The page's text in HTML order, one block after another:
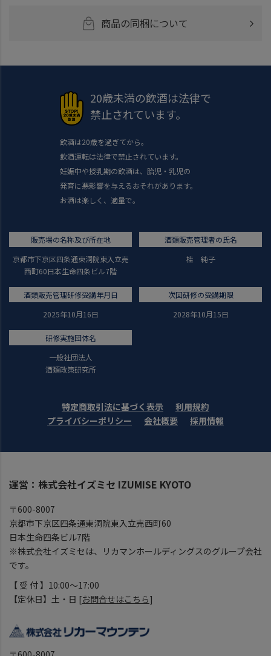
商品の同梱について
20歳未満の飲酒は法律で
禁止されています。
飲酒は20歳を過ぎてから。
飲酒運転は法律で禁止されています。
妊娠中や授乳期の飲酒は、胎児・乳児の
発育に悪影響を与えるおそれがあります。
お酒は楽しく、適量で。
販売場の名称及び所在地
京都市下京区四条通東洞院東入立売
西町60日本生命四条ビル7階
酒類販売管理者の氏名
桂 純子
酒類販売管理研修受講年月日
2025年10月16日
次回研修の受講期限
2028年10月15日
研修実施団体名
一般社団法人
酒類政策研究所
特定商取引法に基づく表示
利用規約
プライバシーポリシー
会社概要 採用情報
運営：株式会社イズミセ IZUMISE KYOTO
〒600-8007
京都市下京区四条通東洞院東入立売西町60
日本生命四条ビル7階
※株式会社イズミセは、リカマンホールディングスのグループ会社
です。
【 受 付 】10:00～17:00
【定休日】土・日 [お問合せはこちら]